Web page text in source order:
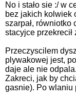
No i stało sie :/ w
bez jakich kolwiek
szarpał, równiotko
stacyjce
Przeczyscilem
plywakowej jest,
daje ale nie odpala.
Zakreci, jak by
gasnie). Po wlaniu